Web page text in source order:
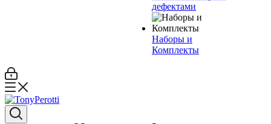
дефектами
Наборы и
Комплекты